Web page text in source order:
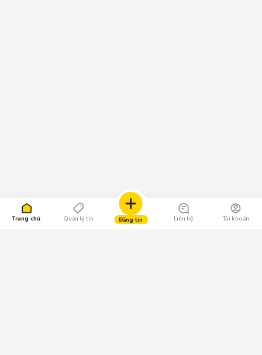
Trang chủ Quản lý tin Đăng tin Liên hệ Tài khoản